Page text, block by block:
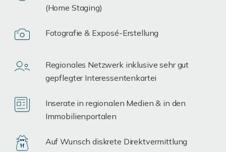
(Home Staging)
Fotografie & Exposé-Erstellung
Regionales Netzwerk inklusive sehr gut
gepflegter Interessentenkartei
Inserate in regionalen Medien & in den
Immobilienportalen
Auf Wunsch diskrete Direktvermittlung